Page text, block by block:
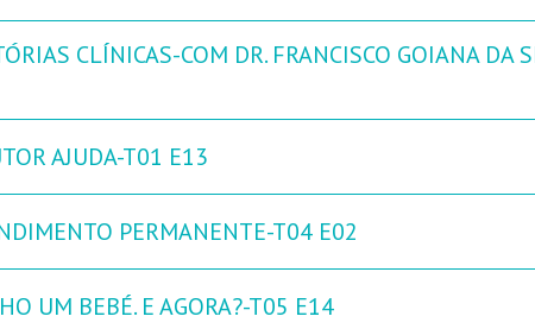
CLÍNICAS-COM DR. FRANCISCO GOIANA DA
AJUDA-T01 E13
PERMANENTE-T04 E02
UM BEBÉ. E AGORA?-T05 E14